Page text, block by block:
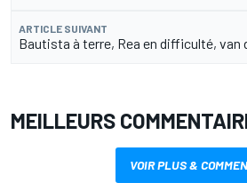
ARTICLE SUIVANT
Bautista à terre, Rea en difficulté, van
MEILLEURS
VOIR PLUS &